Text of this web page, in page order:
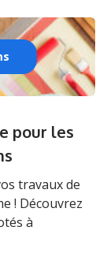
pour les
travaux de
! Découvrez
à